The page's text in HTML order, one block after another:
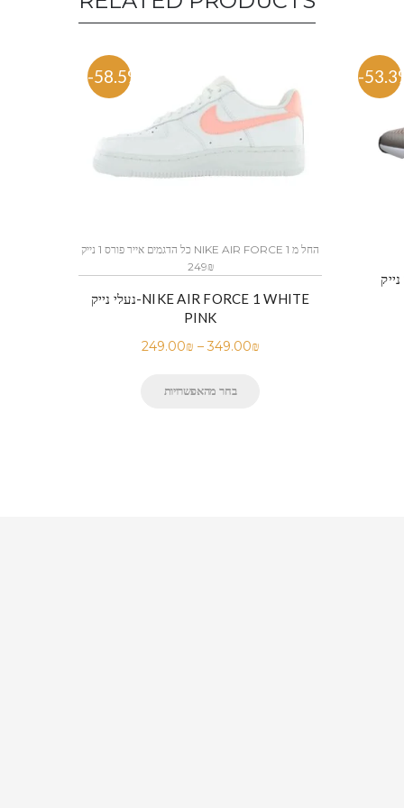
-58.5%
כל הדגמים אייר פורס 1 נייק NIKE AIR FORCE 1 החל מ
249₪
נעלי נייק-NIKE AIR FORCE 1 WHITE
PINK
249.00₪ – 349.00₪
בחר מהאפשרויות
-53.3%